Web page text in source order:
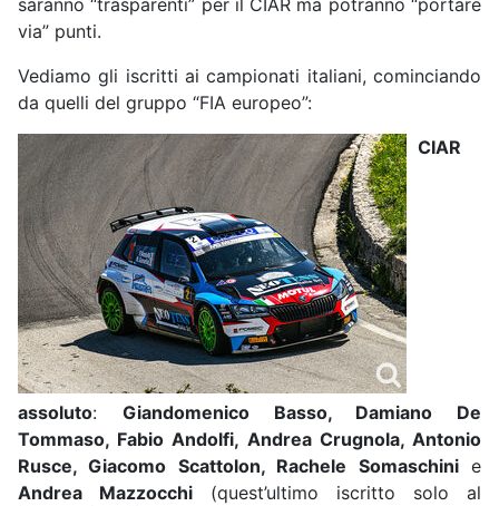
via” punti.
Vediamo gli iscritti ai campionati italiani, cominciando
da quelli del gruppo “FIA europeo”:
CIAR
assoluto: Giandomenico Basso, Damiano De
Tommaso, Fabio Andolfi, Andrea Crugnola, Antonio
Rusce, Giacomo Scattolon, Rachele Somaschinie
Andrea Mazzocchi (quest’ultimo iscritto solo al